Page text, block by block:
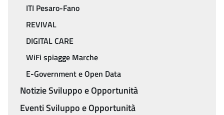
ITI Pesaro-Fano
REVIVAL
DIGITAL CARE
WiFi spiagge Marche
E-Government e Open Data
Notizie Sviluppo e Opportunità
Eventi Sviluppo e Opportunità